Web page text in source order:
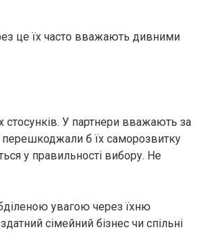
це їх часто вважають дивними
стосунків. У партнери вважають за
перешкоджали б їх саморозвитку
у правильності вибору. Не
увагою через їхню
сімейний бізнес чи спільні